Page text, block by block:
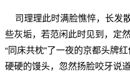
司理理此时满脸憔悴，长发
些灰垢，若范闲此时见到，定
“同床共枕”了一夜的京都头牌
硬硬的馒头，忽然扬脸咬牙说